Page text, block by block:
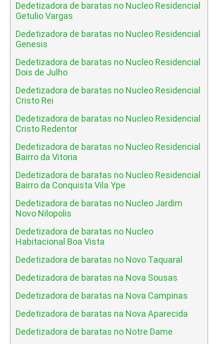
Dedetizadora de baratas no Nucleo Residencial
Getulio Vargas
Dedetizadora de baratas no Nucleo Residencial
Genesis
Dedetizadora de baratas no Nucleo Residencial
Dois de Julho
Dedetizadora de baratas no Nucleo Residencial
Cristo Rei
Dedetizadora de baratas no Nucleo Residencial
Cristo Redentor
Dedetizadora de baratas no Nucleo Residencial
Bairro da Vitoria
Dedetizadora de baratas no Nucleo Residencial
Bairro da Conquista Vila Ype
Dedetizadora de baratas no Nucleo Jardim
Novo Nilopolis
Dedetizadora de baratas no Nucleo
Habitacional Boa Vista
Dedetizadora de baratas no Novo Taquaral
Dedetizadora de baratas na Nova Sousas
Dedetizadora de baratas na Nova Campinas
Dedetizadora de baratas na Nova Aparecida
Dedetizadora de baratas no Notre Dame